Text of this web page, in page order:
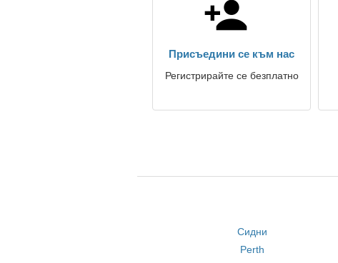
Присъедини се към нас
Регистрирайте се безплатно
Сидни
Perth